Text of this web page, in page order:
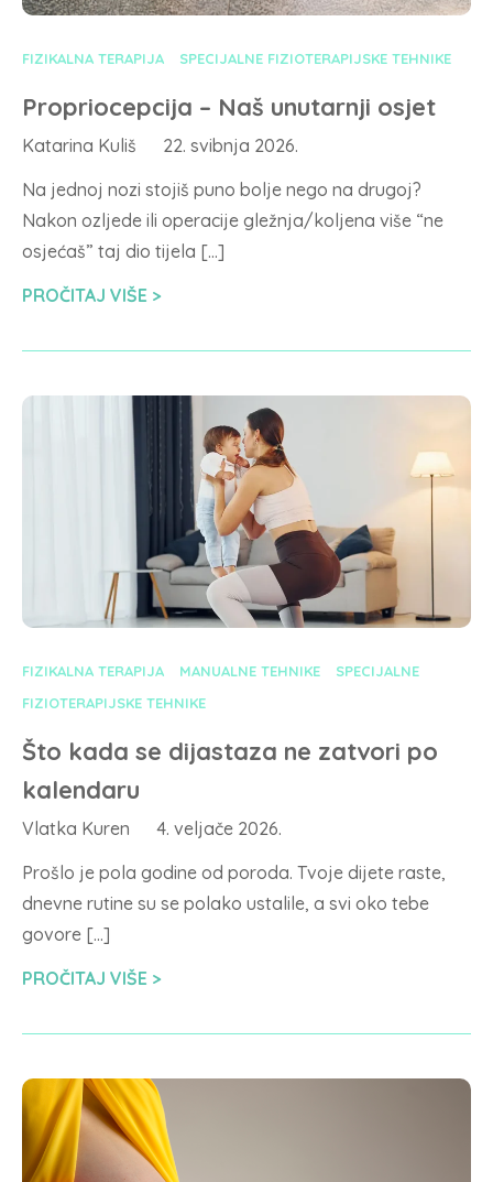
FIZIKALNA TERAPIJA SPECIJALNE FIZIOTERAPIJSKE TEHNIKE
Propriocepcija – Naš unutarnji osjet
Katarina Kuliš
22. svibnja 2026.
Na jednoj nozi stojiš puno bolje nego na drugoj?
Nakon ozljede ili operacije gležnja/koljena više “ne
osjećaš” taj dio tijela […]
PROČITAJ VIŠE
FIZIKALNA TERAPIJA MANUALNE TEHNIKE
SPECIJALNE
FIZIOTERAPIJSKE TEHNIKE
Što kada se dijastaza ne zatvori po
kalendaru
Vlatka Kuren
4. veljače 2026.
Prošlo je pola godine od poroda. Tvoje dijete raste,
dnevne rutine su se polako ustalile, a svi oko tebe
govore […]
PROČITAJ VIŠE